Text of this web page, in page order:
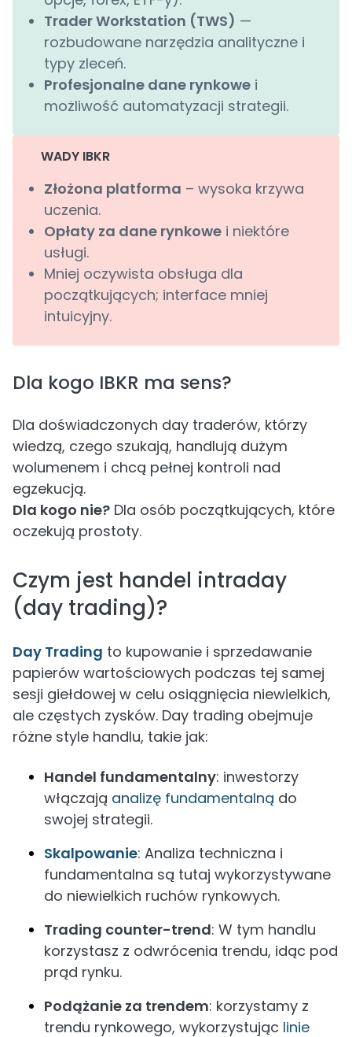
Trader Workstation (TWS) —
rozbudowane narzędzia analityczne i
typy zleceń.
Profesjonalne dane rynkowe i
możliwość automatyzacji strategii.
WADY IBKR
Złożona platforma – wysoka krzywa
uczenia.
Opłaty za dane rynkowe i niektóre
usługi.
Mniej oczywista obsługa dla
początkujących; interface mniej
intuicyjny.
Dla kogo IBKR ma sens?
Dla doświadczonych day traderów, którzy
wiedzą, czego szukają, handlują dużym
wolumenem i chcą pełnej kontroli nad
egzekucją.
Dla kogo nie? Dla osób początkujących, które
oczekują prostoty.
Czym jest handel intraday
(day trading)?
Day Trading to kupowanie i sprzedawanie
papierów wartościowych podczas tej samej
sesji giełdowej w celu osiągnięcia niewielkich,
ale częstych zysków. Day trading obejmuje
różne style handlu, takie jak:
Handel fundamentalny: inwestorzy
włączają analizę fundamentalną do
swojej strategii.
Skalpowanie: Analiza techniczna i
fundamentalna są tutaj wykorzystywane
do niewielkich ruchów rynkowych.
Trading counter-trend: W tym handlu
korzystasz z odwrócenia trendu, idąc pod
prąd rynku.
Podążanie za trendem: korzystamy z
trendu rynkowego, wykorzystując linie